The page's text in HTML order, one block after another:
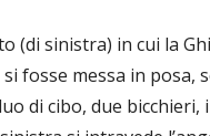
(di sinistra) in cui la
si fosse messa in posa,
di cibo, due